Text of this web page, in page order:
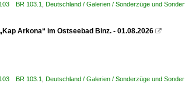
BR 103.1 Deutschland / Galerien / Sonderzüge und
Arkona“ im Ostseebad Binz. - 01.08.2026 
BR 103.1 Deutschland / Galerien / Sonderzüge und